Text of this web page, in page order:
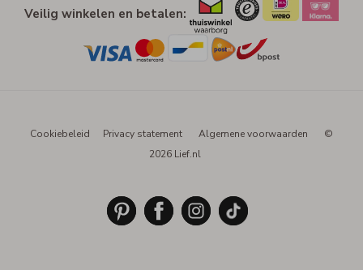
Veilig winkelen en betalen:
Cookiebeleid Privacy statement Algemene voorwaarden
©
2026 Lief.nl